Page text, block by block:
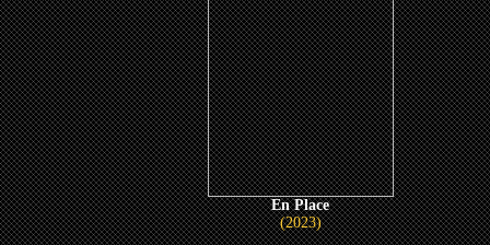
En Place
(2023)